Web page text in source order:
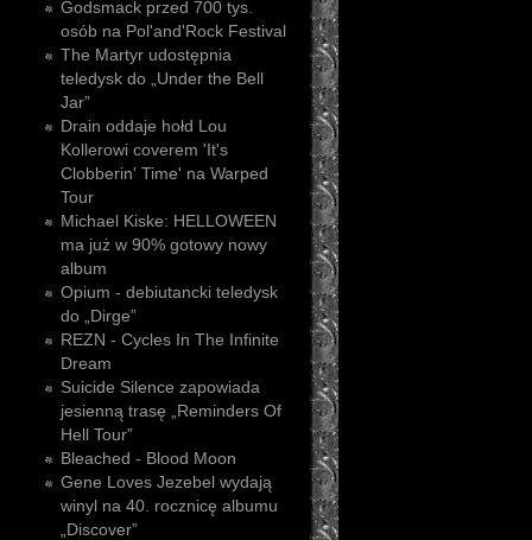
Godsmack przed 700 tys.
osób na Pol'and'Rock Festival
The Martyr udostępnia
teledysk do „Under the Bell
Jar”
Drain oddaje hołd Lou
Kollerowi coverem 'It's
Clobberin' Time' na Warped
Tour
Michael Kiske: HELLOWEEN
ma już w 90% gotowy nowy
album
Opium - debiutancki teledysk
do „Dirge”
REZN - Cycles In The Infinite
Dream
Suicide Silence zapowiada
jesienną trasę „Reminders Of
Hell Tour”
Bleached - Blood Moon
Gene Loves Jezebel wydają
winyl na 40. rocznicę albumu
„Discover”